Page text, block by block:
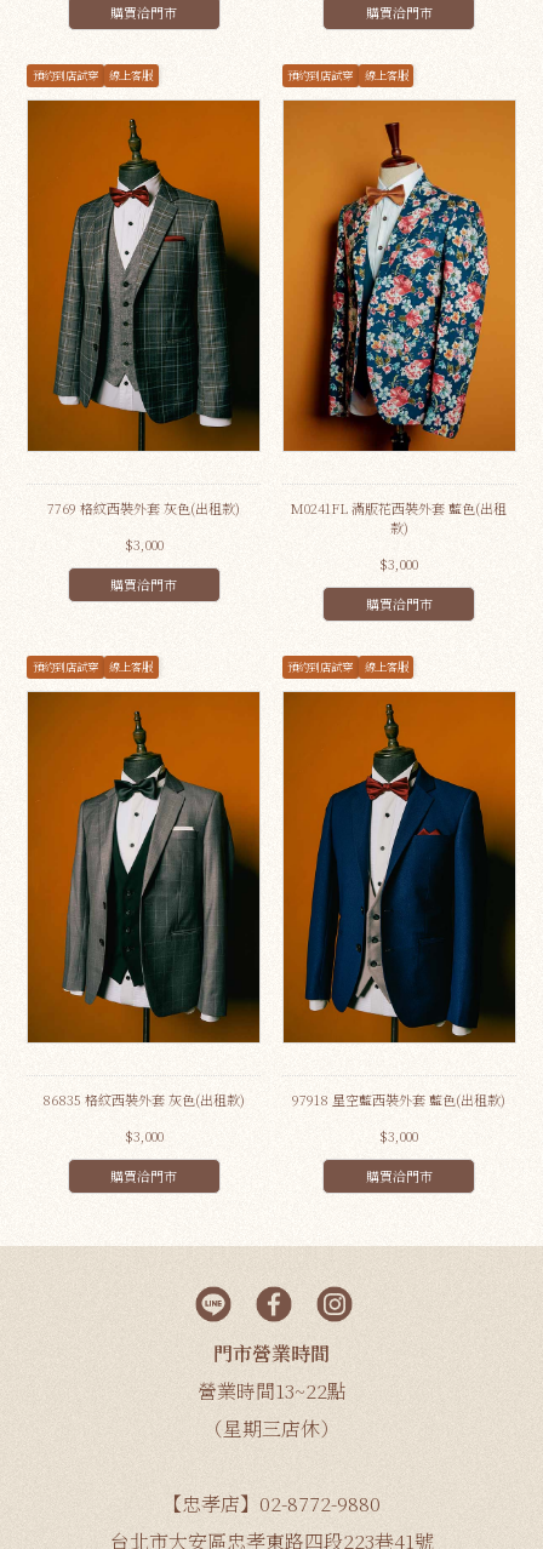
購買洽門市 購買洽門市
預約到店試穿 線上客服
7769 格紋西裝外套 灰色(出租款)
$3,000
購買洽門市
預約到店試穿 線上客服
M0241FL 滿版花西裝外套 藍色(出租
款)
$3,000
購買洽門市
預約到店試穿 線上客服
86835 格紋西裝外套 灰色(出租款)
$3,000
購買洽門市
預約到店試穿 線上客服
97918 星空藍西裝外套 藍色(出租款)
$3,000
購買洽門市
門市營業時間
營業時間13~22點
（星期三店休）
【忠孝店】02-8772-9880
台北市大安區忠孝東路四段223巷41號